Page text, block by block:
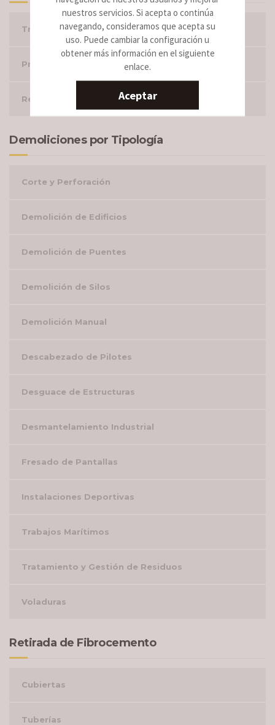
Trabajos por tipología
Proyectos Realizados
Retirada de fibrocemento
Demoliciones por Tipología
Corte y Perforación
Demolición de Edificios
Demolición de Puentes
Demolición de Silos
Demolición Manual
Descabezado de Pilotes
Desguace de Estructuras
Desmantelamiento Industrial
Fresado de Pantallas
Instalaciones Deportivas
Trabajos Marítimos
Tratamiento y Gestión de Residuos
Voladuras
Retirada de Fibrocemento
Cubiertas
Tuberías
nuestros servicios. Si acepta o continúa
navegando, consideramos que acepta su
uso. Puede cambiar la configuración u
obtener más información en el siguiente
enlace.
Aceptar